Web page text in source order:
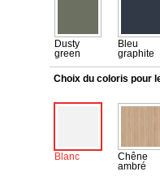
Dusty
green
Bleu
graphite
Choix du coloris pour
Blanc
Chêne
ambré